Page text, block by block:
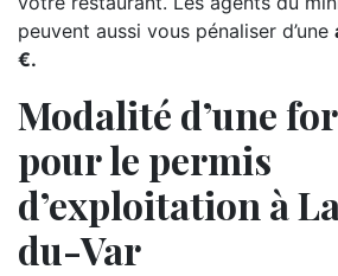
peuvent aussi vous pénaliser d’une
€.
Modalité d’une
pour le permis
d’exploitation à
du-Var